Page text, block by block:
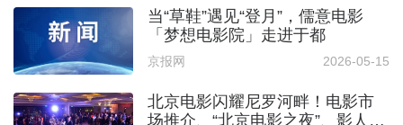
当“草鞋”遇见“登月”，儒意电影
「梦想电影院」走进于都
京报网 2026-05-15
北京电影闪耀尼罗河畔！电影市
场推介、“北京电影之夜”、影人交